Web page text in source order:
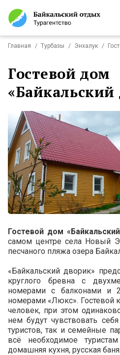
Отели и
Гостиницы
Новый Год
Групповые
Туры Лето-
Тур в
Деловой
Главная Турбазы Энхалук
Гостевой дом
«Байкальский
Гостевой дом
самом центре села Новый
песчаного пляжа озера
«Байкальский дворик»
круглого бревна с
номерами с балконами и
номерами «Люкс». Гостевой
человек, при этом
нем будут чувствовать
туристов, так и семейные
всё необходимое
домашняя кухня, русская баня.